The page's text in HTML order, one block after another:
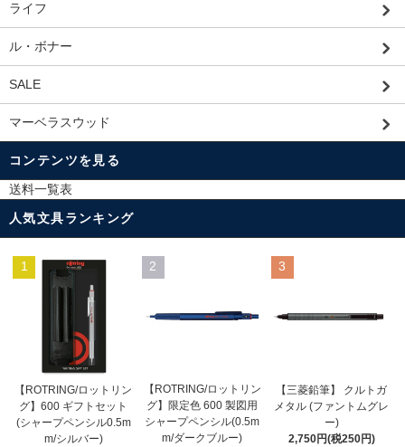
ライフ
ル・ボナー
SALE
マーベラスウッド
コンテンツを見る
送料一覧表
人気文具ランキング
1
【ROTRING/ロットリン
グ】600 ギフトセット
(シャープペンシル0.5m
m/シルバー)
2
【ROTRING/ロットリン
グ】限定色 600 製図用
シャープペンシル(0.5m
m/ダークブルー)
3
【三菱鉛筆】 クルトガ
メタル (ファントムグレ
ー)
2,750円(税250円)